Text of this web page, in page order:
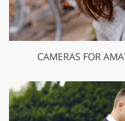
CAMERAS FOR